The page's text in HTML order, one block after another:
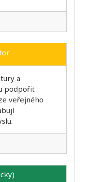
a
podpořit
veřejného